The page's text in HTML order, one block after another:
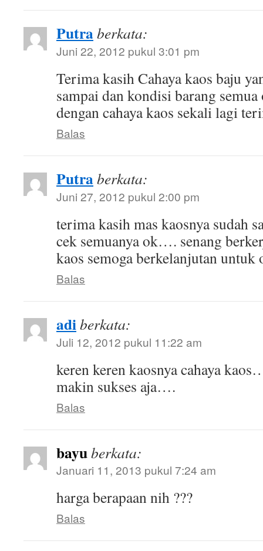
Putraberkata:
Juni 22, 2012 pukul 3:01 pm
Terima kasih Cahaya kaos baju
sampai dan kondisi barang
dengan cahaya kaos sekali lagi
Balas
Putraberkata:
Juni 27, 2012 pukul 2:00 pm
terima kasih mas kaosnya sudah
cek semuanya ok…. senang
kaos semoga berkelanjutan untuk
Balas
adiberkata:
Juli 12, 2012 pukul 11:22 am
keren keren kaosnya cahaya
makin sukses aja….
Balas
bayuberkata:
Januari 11, 2013 pukul 7:24 am
harga berapaan nih ???
Balas